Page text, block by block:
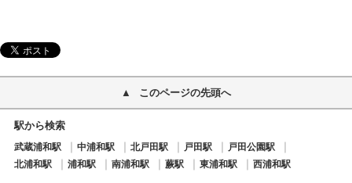
このページの先頭へ
駅から検索
武蔵浦和駅 中浦和駅 北戸田駅 戸田駅
戸田公園駅
北浦和駅
浦和駅 南浦和駅 蕨駅 東浦和駅 西浦和駅